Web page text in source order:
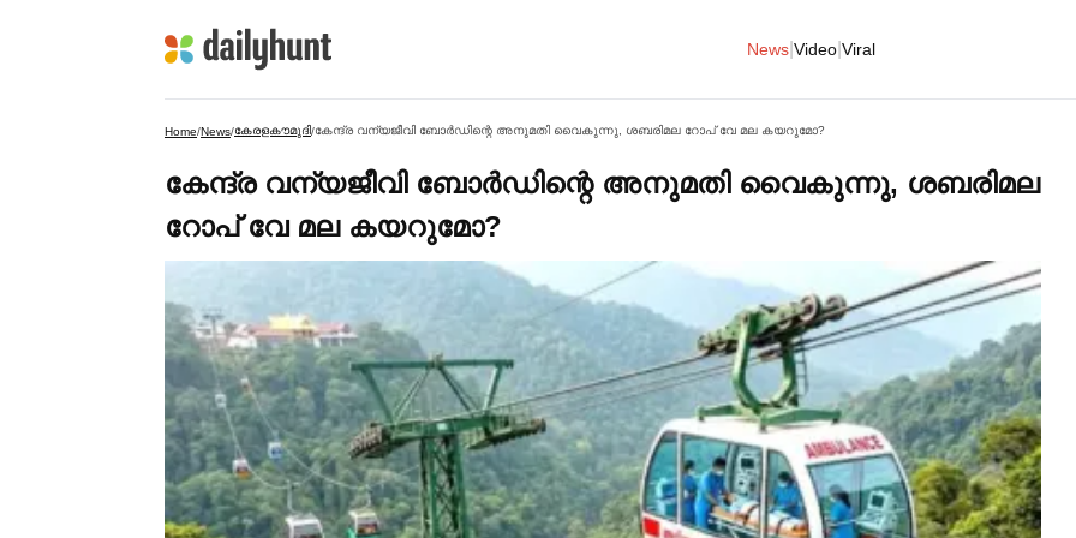
News Video Viral
Home/News/കേരളകൗമുദി/കേന്ദ്ര വന്യജീവി ബോര്‍ഡിന്റെ അനുമതി വൈകുന്നു, ശബരിമല റോപ് വേ മല കയറുമോ?
കേന്ദ്ര വന്യജീവി ബോര്‍ഡിന്റെ അനുമതി വൈകുന്നു, ശബരിമല
റോപ് വേ മല കയറുമോ?